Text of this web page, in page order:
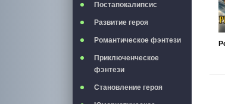
Постапокалипсис
Развитие героя
Романтическое фэнтези
Приключенческое
фэнтези
Становление героя